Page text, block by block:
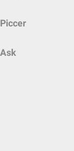
Piccer
Ask